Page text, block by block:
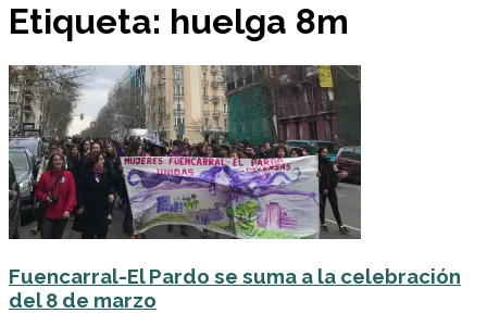
Etiqueta: huelga 8m
Fuencarral-El Pardo se suma a la celebración
del 8 de marzo